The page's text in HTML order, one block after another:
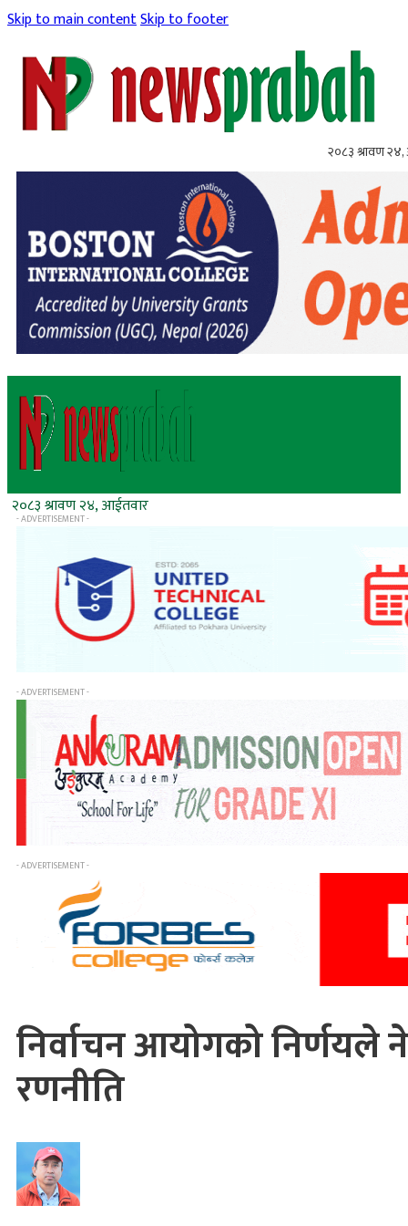
Skip to main contentSkip to footer
२०८३ श्रावण
२०८३ श्रावण २४, आईतवार
- ADVERTISEMENT -
- ADVERTISEMENT -
- ADVERTISEMENT -
निर्वाचन आयोगको
रणनीति